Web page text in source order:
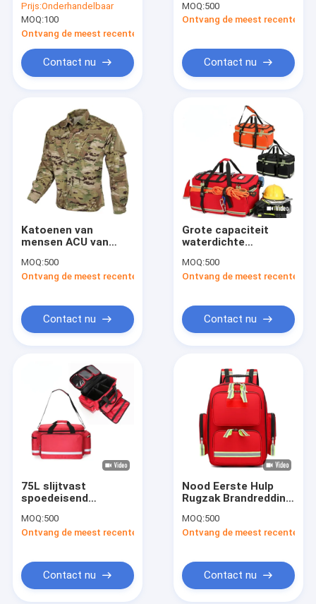
Vlamvertragend stof
Kom vloer mat
brandblussend deken
Prijs:Onderhandelbaar
MOQ:100
Ontvang de meest recente Prijs
Contact nu
Eenvormig van de
fabriekslevering T/C
MOQ:500
Ontvang de meest recente
Contact nu
Katoenen van
mensen ACU van
Weerocp Eenvormige
Laag
MOQ:500
Ontvang de meest recente Prijs
Contact nu
Grote capaciteit
waterdichte
medische tas
draagbare
Oxford stof
MOQ:500
Ontvang de meest recente
Contact nu
75L slijtvast
spoedeisend
handmatig draagbaar
epidemiepreventie-
MOQ:500
Ontvang de meest recente Prijs
Contact nu
Nood Eerste Hulp
Rugzak Brandredding
Huisbezoek Kit
1000D Nylon
MOQ:500
Ontvang de meest recente
Contact nu